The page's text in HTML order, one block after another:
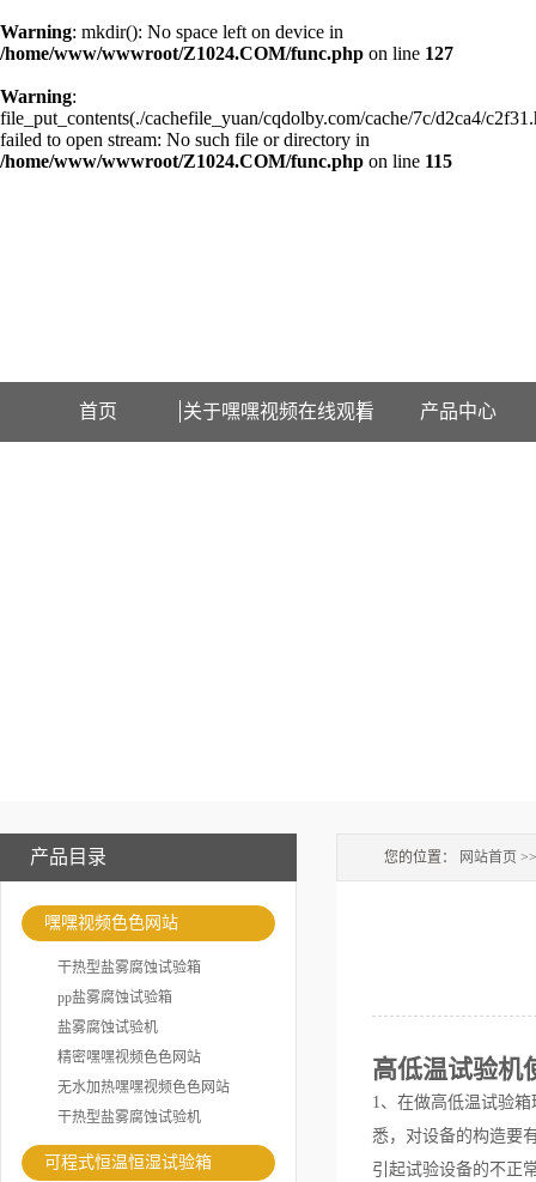
Warning: mkdir(): No space left on device in
/home/www/wwwroot/Z1024.COM/func.php on line 127
Warning:
file_put_contents(./cachefile_yuan/cqdolby.com/cache/7c/d2ca4/
failed to open stream: No such file or directory in
/home/www/wwwroot/Z1024.COM/func.php on line 115
首页 关于嘿嘿视频在线观看 产品中心
产品目录
嘿嘿视频色色网站
干热型盐雾腐蚀试验箱
pp盐雾腐蚀试验箱
盐雾腐蚀试验机
精密嘿嘿视频色色网站
无水加热嘿嘿视频色色网站
干热型盐雾腐蚀试验机
可程式恒温恒湿试验箱
您的位置： 网站首页
高低温试验机
1、在做高低温试验
悉，对设备的构造要
引起试验设备的不正